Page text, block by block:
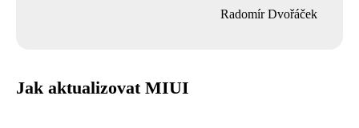
Radomír Dvořáček
Jak aktualizovat MIUI